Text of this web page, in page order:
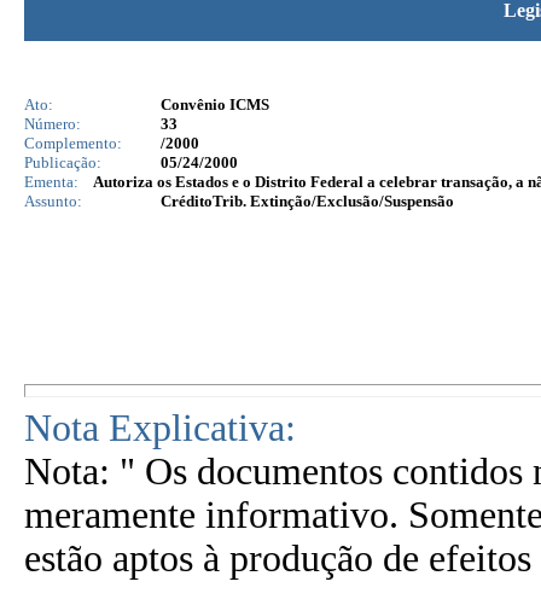
Ato:
Convênio ICMS
Número:
33
Complemento:
/2000
Publicação:
05/24/2000
Ementa:
Autoriza os Estados e o Distrito Federal a celebrar transação, a
Assunto:
CréditoTrib. Extinção/Exclusão/Suspensão
Nota Explicativa:
Nota: " Os documentos contidos
meramente informativo.
estão aptos à produção de